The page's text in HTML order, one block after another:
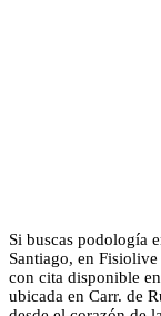
Si buscas podología
Santiago, en
con cita disponible
ubicada en Carr. de